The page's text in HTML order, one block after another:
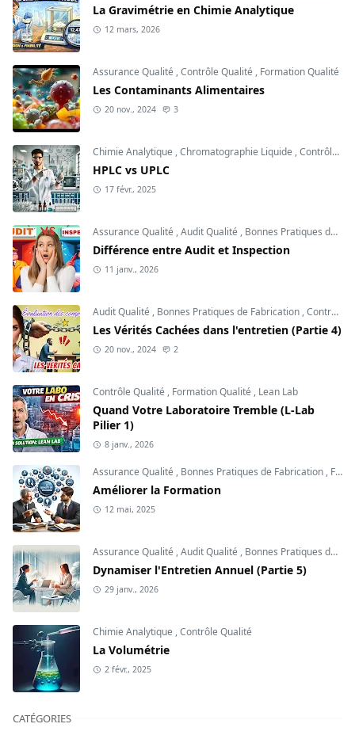
La Gravimétrie en Chimie Analytique
12 mars, 2026
Assurance Qualité ,Contrôle Qualité , Formation Qualité
Les Contaminants Alimentaires
20 nov., 2024 3
Chimie Analytique ,Chromatographie Liquide ,Contrôle Qualité
HPLC vs UPLC
17 févr., 2025
Assurance Qualité ,Audit Qualité , Bonnes Pratiques de Fabrication
Différence entre Audit et Inspection
11 janv., 2026
Audit Qualité , Bonnes Pratiques de Fabrication ,Contrôle Qualité
Les Vérités Cachées dans l'entretien (Partie 4)
20 nov., 2024 2
Contrôle Qualité , Formation Qualité , Lean Lab
Quand Votre Laboratoire Tremble (L-Lab
Pilier 1)
8 janv., 2026
Assurance Qualité , Bonnes Pratiques de Fabrication , Formation Qualité
Améliorer la Formation
12 mai, 2025
Assurance Qualité ,Audit Qualité , Bonnes Pratiques de Fabrication
Dynamiser l'Entretien Annuel (Partie 5)
29 janv., 2026
Chimie Analytique ,Contrôle Qualité
La Volumétrie
2 févr., 2025
CATÉGORIES